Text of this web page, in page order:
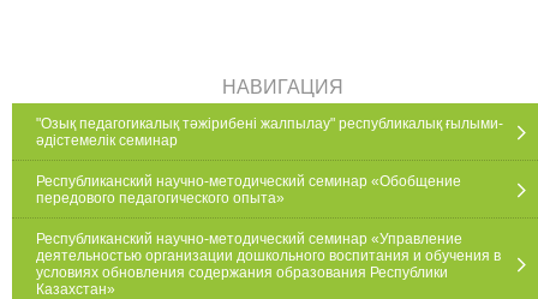
НАВИГАЦИЯ
"Озық педагогикалық тәжірибені жалпылау" республикалық ғылыми-
әдістемелік семинар
Республиканский научно-методический семинар «Обобщение
передового педагогического опыта»
Республиканский научно-методический семинар «Управление
деятельностью организации дошкольного воспитания и обучения в
условиях обновления содержания образования Республики
Казахстан»